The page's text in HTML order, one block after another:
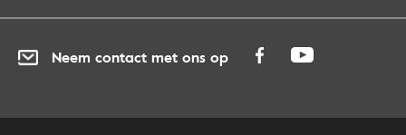
Neem contact met ons op